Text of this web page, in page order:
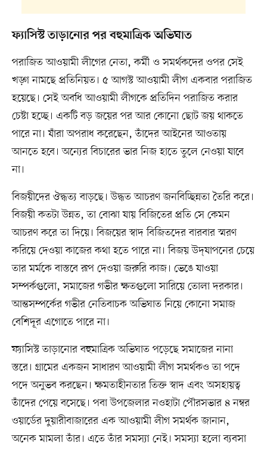
ফ্যাসিস্ট তাড়ানোর পর বহুমাত্রিক অভিঘাত
পরাজিত আওয়ামী লীগের নেতা, কর্মী ও সমর্থকদের ওপর সেই
খড়্গ নামছে প্রতিনিয়ত। ৫ আগস্ট আওয়ামী লীগ একবার পরাজিত
হয়েছে। সেই অবধি আওয়ামী লীগকে প্রতিদিন পরাজিত করার
চেষ্টা হচ্ছে। একটি বড় জয়ের পর আর কোনো ছোট জয় থাকতে
পারে না। যাঁরা অপরাধ করেছেন, তাঁদের আইনের আওতায়
আনতে হবে। অন্যের বিচারের ভার নিজ হাতে তুলে নেওয়া যাবে
না।
বিজয়ীদের ঔদ্ধত্য বাড়ছে। উদ্ধত আচরণ জনবিচ্ছিন্নতা তৈরি করে।
বিজয়ী কতটা উন্নত, তা বোঝা যায় বিজিতের প্রতি সে কেমন
আচরণ করে তা দিয়ে। বিজয়ের স্বাদ বিজিতদের বারবার স্মরণ
করিয়ে দেওয়া কাজের কথা হতে পারে না। বিজয় উদ্‌যাপনের চেয়ে
তার মর্মকে বাস্তবে রূপ দেওয়া জরুরি কাজ। ভেঙে যাওয়া
সম্পর্কগুলো, সমাজের গভীর ক্ষতগুলো সারিয়ে তোলা দরকার।
আন্তসম্পর্কের গভীর নেতিবাচক অভিঘাত নিয়ে কোনো সমাজ
বেশিদূর এগোতে পারে না।
ফ্যাসিস্ট তাড়ানোর বহুমাত্রিক অভিঘাত পড়েছে সমাজের নানা
স্তরে। গ্রামের একজন সাধারণ আওয়ামী লীগ সমর্থকও তা পদে
পদে অনুভব করছেন। ক্ষমতাহীনতার তিক্ত স্বাদ এবং অসহায়ত্ব
তাঁদের পেয়ে বসেছে। পবা উপজেলার নওহাটা পৌরসভার ৪ নম্বর
ওয়ার্ডের দুয়ারীবাজারের এক আওয়ামী লীগ সমর্থক জানান,
অনেক মামলা তাঁর। এতে তাঁর সমস্যা নেই। সমস্যা হলো ব্যবসা